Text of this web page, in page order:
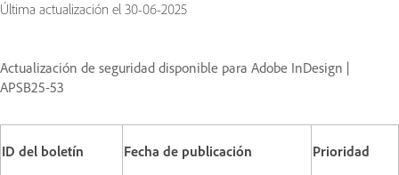
Última actualización el 30-06-2025
Actualización de seguridad disponible para Adobe InDesign |
APSB25-53
ID del boletín Fecha de publicación Prioridad